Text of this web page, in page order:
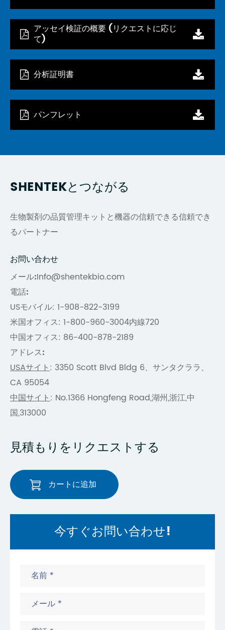
アッセイ検証の概要 (リクエストに応じ
て)
分析証明書
パンフレット
SHENTEKとつながる
生物製剤の品質管理キットと機器の信頼できる信頼でき
るパートナー
お問い合わせ
メール:Info@shentekbio.com
電話:
USモバイル: 1-908-822-3199
米国オフィス: 1-800-960-3004内線720
中国オフィス: 86-400-878-2189
アドレス:
USAサイト: 3350 Scott Blvd Bldg 6、サンタクララ、
CA 95054
中国サイト: No.1366 Hongfeng Road,湖州,浙江,中
国,313000
見積もりをリクエストする
カートに追加
今すぐお問い合わせ!